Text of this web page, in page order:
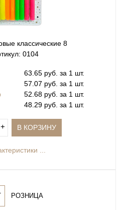
классические 8
0104
63.65 руб. за 1 шт.
57.07 руб. за 1 шт.
52.68 руб. за 1 шт.
48.29 руб. за 1 шт.
+ В КОРЗИНУ
...
РОЗНИЦА